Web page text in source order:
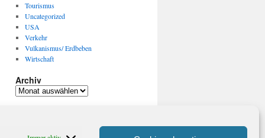
Tourismus
Uncategorized
USA
Verkehr
Vulkanismus/ Erdbeben
Wirtschaft
Archiv
Archiv